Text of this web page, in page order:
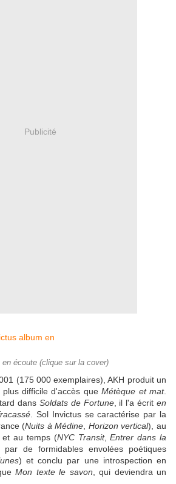
Publicité
en écoute (clique sur la cover)
(175 000 exemplaires), AKH produit un
difficile d'accès queMétèque et mat.
dans Soldats de Fortune, il l'a écriten
. Sol Invictus se caractérise par la
(Nuits à Médine Horizon vertical), au
et au temps (NYC Transit,Entrer dans la
de formidables envolées poétiques
) et conclu par une introspection en
Mon texte le savon , qui deviendra un